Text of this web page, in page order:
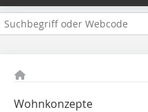
Wohnkonzepte